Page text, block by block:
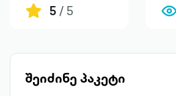
5/ 5
შეიძინე პაკეტი